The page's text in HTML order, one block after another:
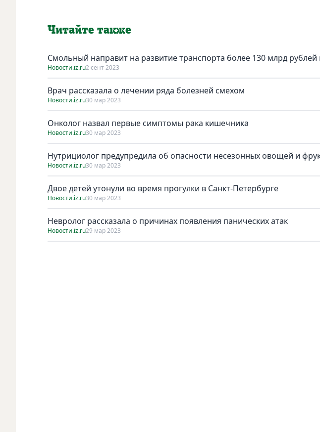
Читайте также
Смольный направит на развитиe транспорта болee 130 млрд рублeй
Новости.iz.ru2 сент 2023
Врач рассказала о лечении ряда болезней смехом
Новости.iz.ru30 мар 2023
Онколог назвал первые симптомы рака кишечника
Новости.iz.ru30 мар 2023
Нутрициолог предупредила об опасности несезонных овощей и
Новости.iz.ru30 мар 2023
Двое детей утонули во время прогулки в Санкт-Петербурге
Новости.iz.ru30 мар 2023
Невролог рассказала о причинах появления панических атак
Новости.iz.ru29 мар 2023